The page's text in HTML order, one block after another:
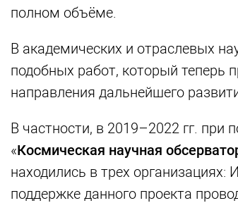
полном объёме.
В академических и отраслевых
подобных работ, который теперь
направления дальнейшего
В частности, в 2019–2022 гг. при
«Космическая научная
находились в трех
поддержке данного проекта